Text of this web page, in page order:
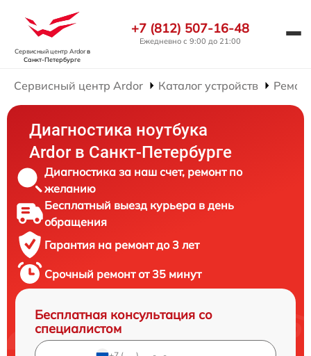
Сервисный центр Ardorв
Санкт-Петербурге
+7 (812) 507-16-48
Ежедневно с 9:00 до 21:00
Сервисный центр Ardor Каталог устройств
Диагностика ноутбука
Ardor в Санкт-Петербурге
Диагностика за наш счет, ремонт по
желанию
Бесплатный выезд курьера в день
обращения
Гарантия на ремонт до 3 лет
Срочный ремонт от 35 минут
Бесплатная консультация со
специалистом